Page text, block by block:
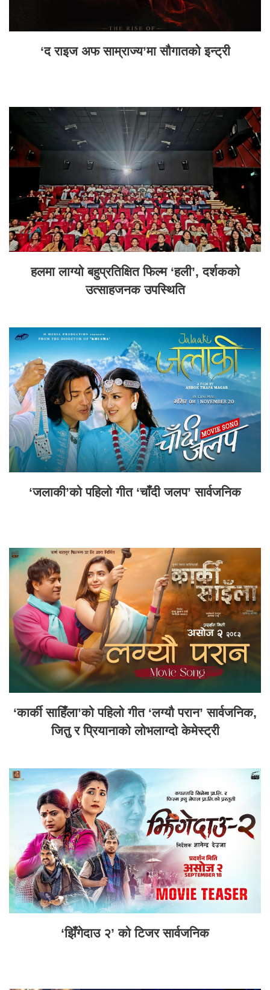
‘द राइज अफ साम्राज्य’मा सौगातको इन्ट्री
हलमा लाग्यो बहुप्रतिक्षित फिल्म ‘हली’, दर्शकको
उत्साहजनक उपस्थिति
‘जलाकी’को पहिलो गीत ‘चाँदी जलप’ सार्वजनिक
‘कार्की साहिँला’को पहिलो गीत ‘लग्यौ परान’ सार्वजनिक,
जितु र प्रियानाको लोभलाग्दो केमेस्ट्री
‘झिँगेदाउ २’ को टिजर सार्वजनिक